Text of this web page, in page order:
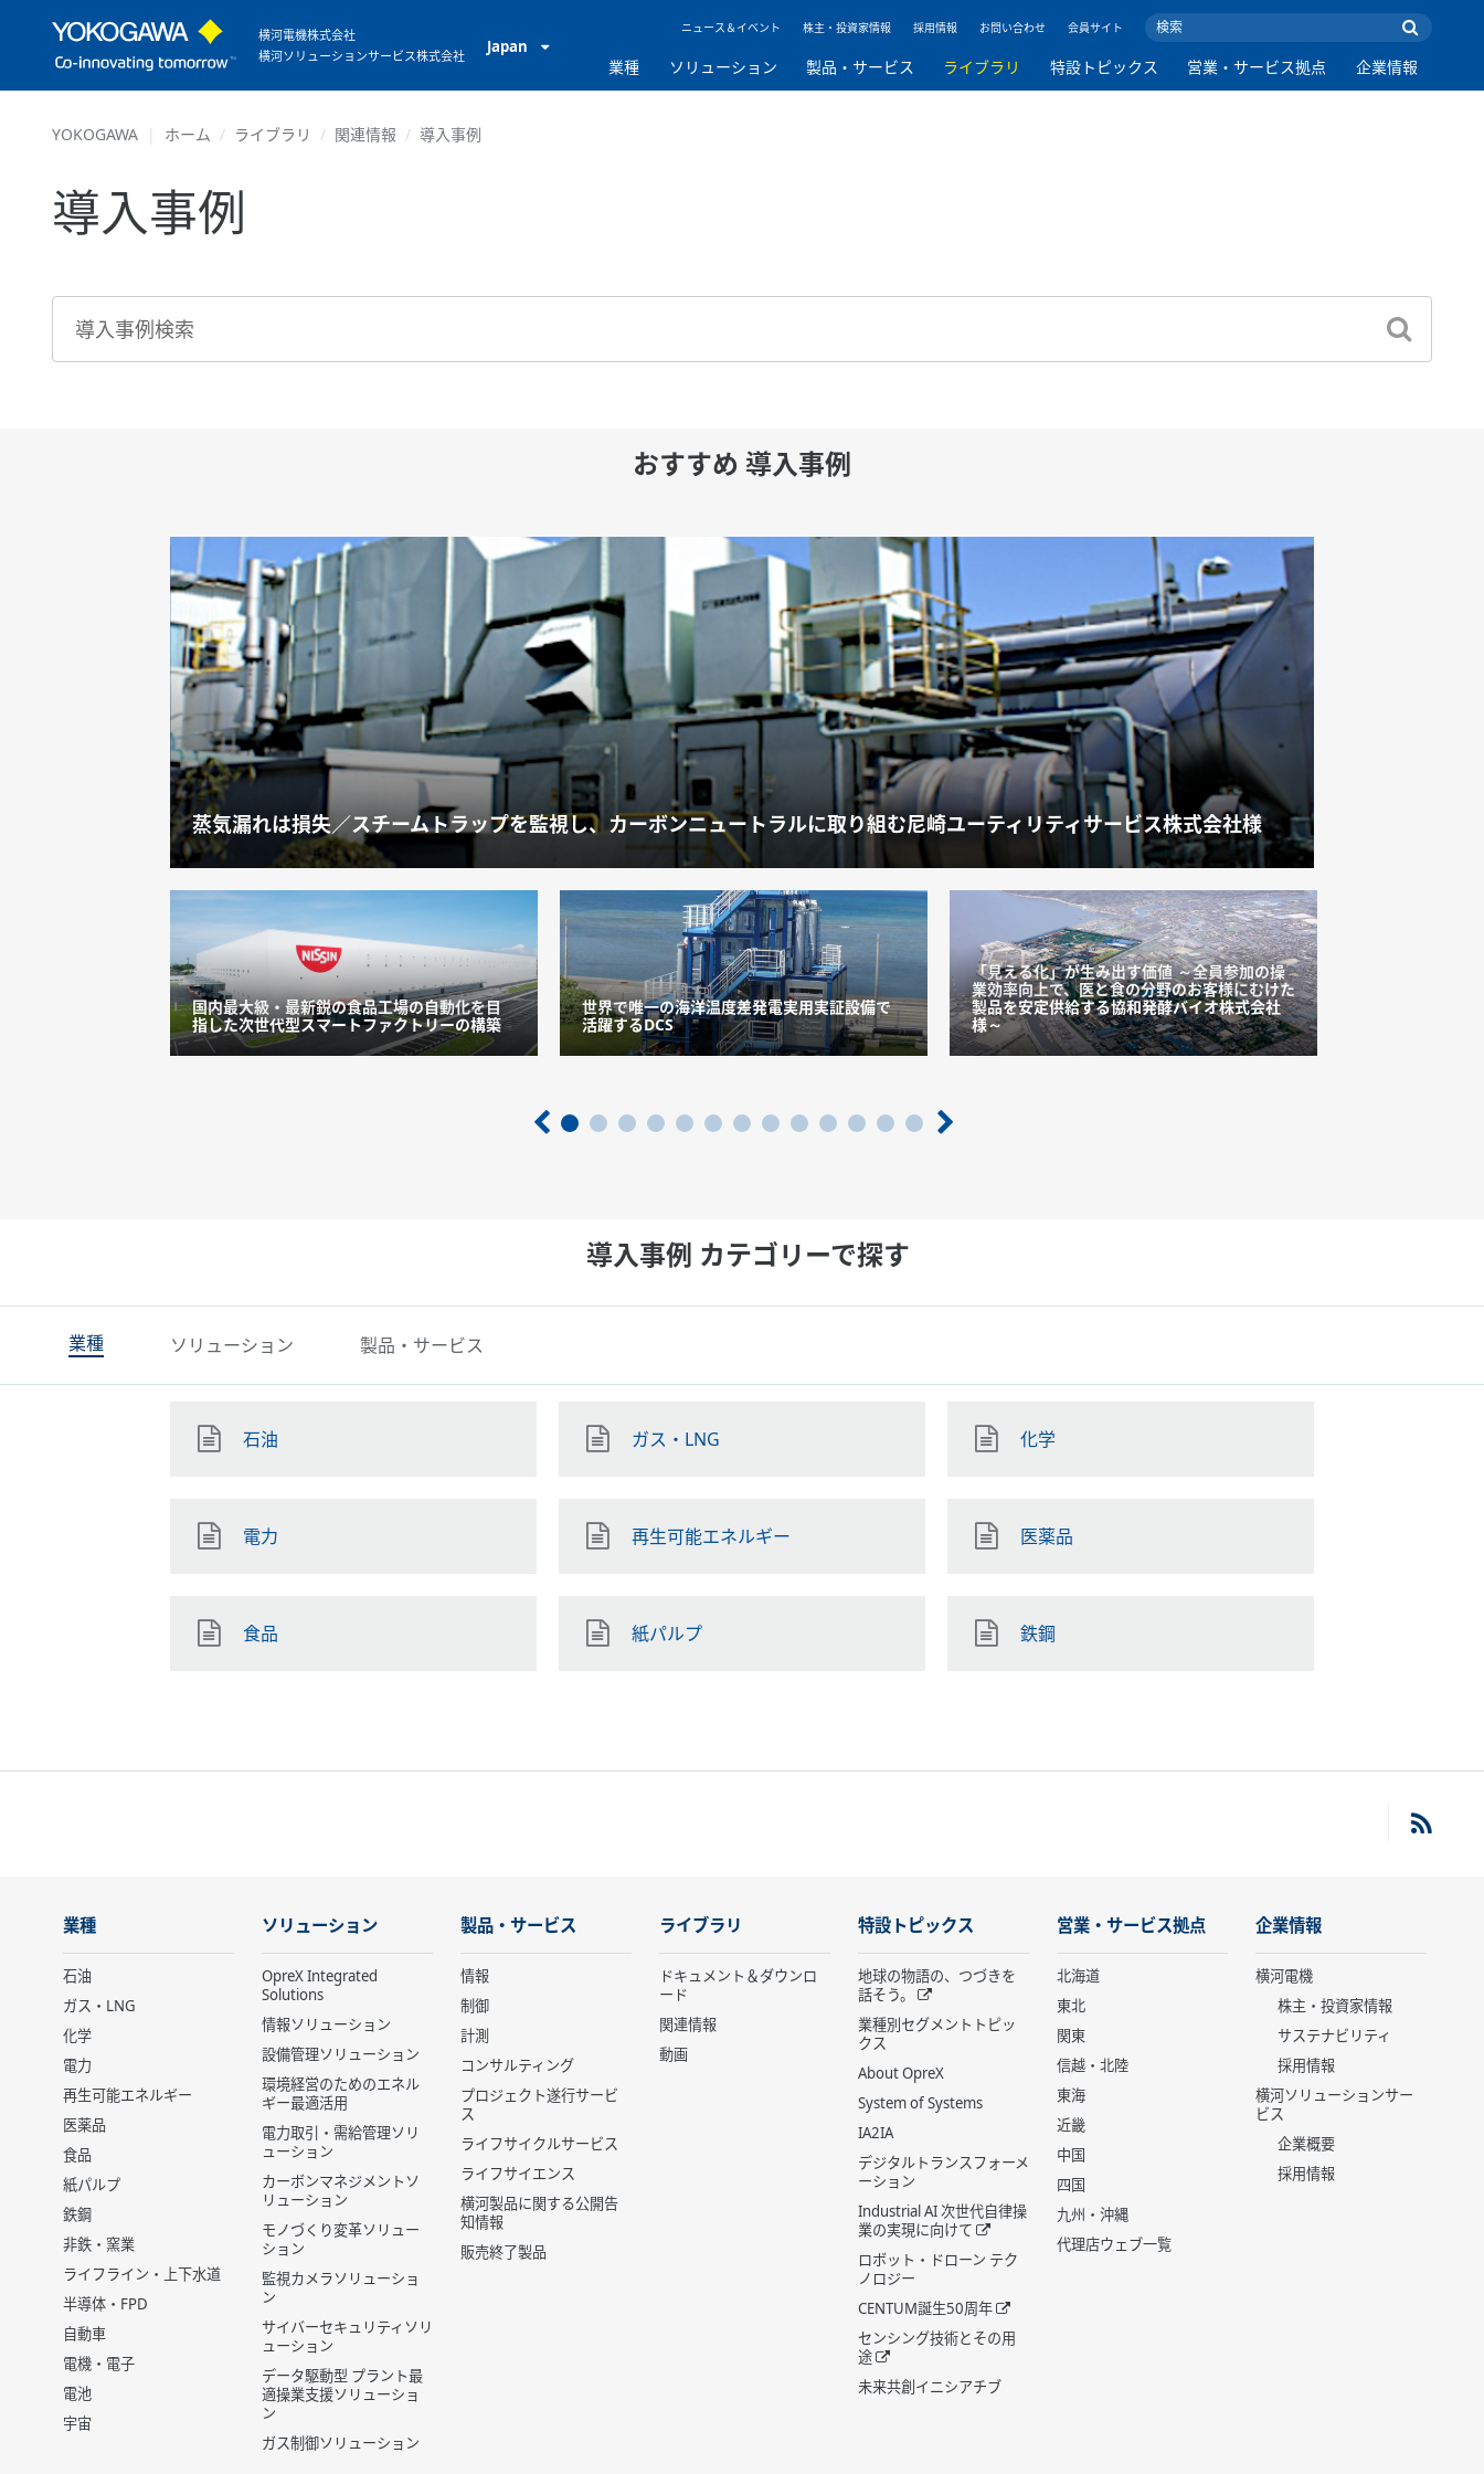
横河電機株式会社
横河ソリューションサービス株式会社
Japan
ニュース＆イベント 株主・投資家情報 採用情報 お問い合わせ 会員サイト
業種 ソリューション 製品・サービス ライブラリ 特設トピックス 営業・サービス拠点 企業情報
YOKOGAWA ホーム ライブラリ 関連情報 導入事例
導入事例
おすすめ 導入事例
蒸気漏れは損失／スチームトラップを監視し、カーボンニュートラルに取り組む尼崎ユーティリティサービス株式会社様
国内最大級・最新鋭の食品工場の自動化を目
指した次世代型スマートファクトリーの構築
世界で唯一の海洋温度差発電実用実証設備で
活躍するDCS
「見える化」が生み出す価値 ～全員参加の操
業効率向上で、医と食の分野のお客様にむけた
製品を安定供給する協和発酵バイオ株式会社
様～
導入事例 カテゴリーで探す
業種 ソリューション 製品・サービス
石油 ガス・LNG 化学
電力 再生可能エネルギー 医薬品
食品 紙パルプ 鉄鋼
業種
石油
ガス・LNG
化学
電力
再生可能エネルギー
医薬品
食品
紙パルプ
鉄鋼
非鉄・窯業
ライフライン・上下水道
半導体・FPD
自動車
電機・電子
電池
宇宙
ソリューション
OpreX Integrated
Solutions
情報ソリューション
設備管理ソリューション
環境経営のためのエネル
ギー最適活用
電力取引・需給管理ソリ
ューション
カーボンマネジメントソ
リューション
モノづくり変革ソリュー
ション
監視カメラソリューショ
ン
サイバーセキュリティソリ
ューション
データ駆動型 プラント最
適操業支援ソリューショ
ン
ガス制御ソリューション
製品・サービス
情報
制御
計測
コンサルティング
プロジェクト遂行サービ
ス
ライフサイクルサービス
ライフサイエンス
横河製品に関する公開告
知情報
販売終了製品
ライブラリ
ドキュメント＆ダウンロ
ード
関連情報
動画
特設トピックス
地球の物語の、つづきを
話そう。
業種別セグメントトピッ
クス
About OpreX
System of Systems
IA2IA
デジタルトランスフォーメ
ーション
Industrial AI 次世代自律操
業の実現に向けて
ロボット・ドローン テク
ノロジー
CENTUM誕生50周年
センシング技術とその用
途
未来共創イニシアチブ
営業・サービス拠点
北海道
東北
関東
信越・北陸
東海
近畿
中国
四国
九州・沖縄
代理店ウェブ一覧
企業情報
横河電機
株主・投資家情報
サステナビリティ
採用情報
横河ソリューションサー
ビス
企業概要
採用情報